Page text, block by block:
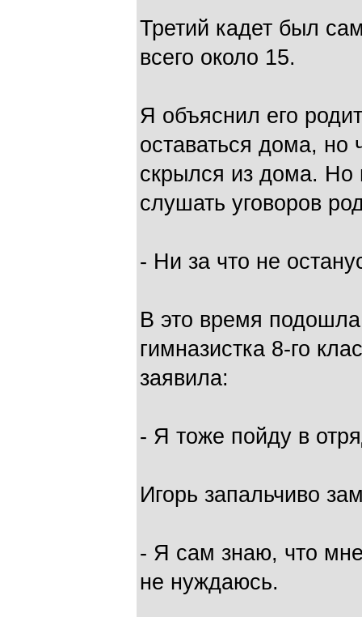
Третий кадет был
всего около 15.
Я объяснил его
оставаться дома, но
скрылся из дома. Но
слушать уговоров
- Ни за что не
В это время
гимназистка 8-го
заявила:
- Я тоже пойду в
Игорь запальчиво
- Я сам знаю, что
не нуждаюсь.